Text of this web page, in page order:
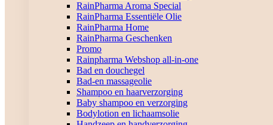
RainPharma Aroma Special
RainPharma Essentiële Olie
RainPharma Home
RainPharma Geschenken
Promo
Rainpharma Webshop all-in-one
Bad en douchegel
Bad-en massageolie
Shampoo en haarverzorging
Baby shampoo en verzorging
Bodylotion en lichaamsolie